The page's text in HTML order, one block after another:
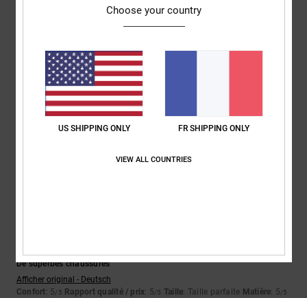
5/5
2 juillet 2026
Une nouvelle version, toujours avec la même qualité
Afficher original - Deutsch
Confort: 5/5 Rapport qualité / prix Taille: Taille parfaiteMatière
/5
De superbes chaussures
Afficher original - Deutsch
Confort: 5/5 Rapport qualité / prix: 5/5 Taille: Taille parfaite Matière: 5/5
Choose your country
US SHIPPING ONLY FR SHIPPING ONLY
VIEW ALL COUNTRIES